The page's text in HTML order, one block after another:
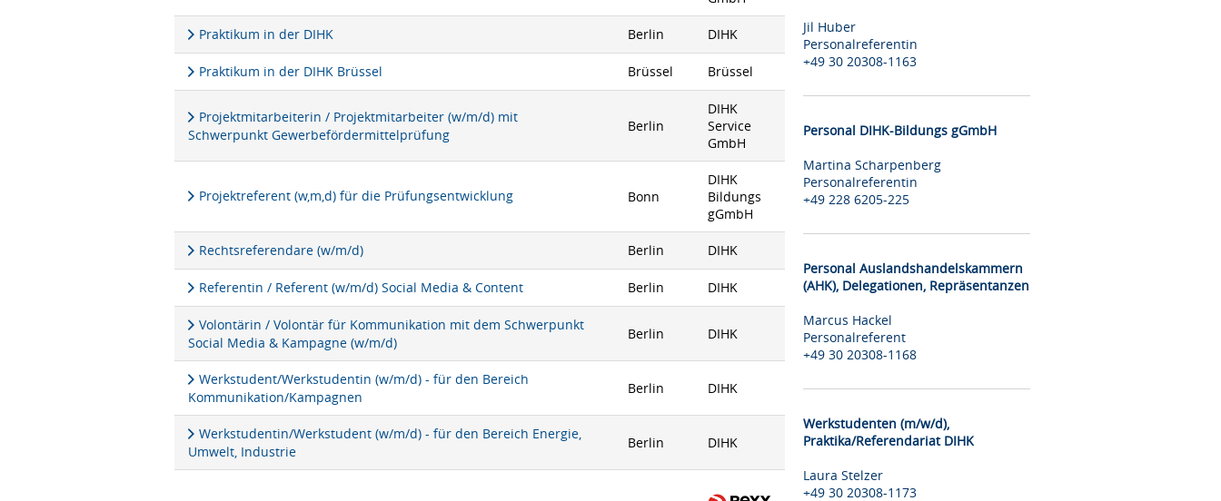
Praktikum in der DIHK Berlin DIHK
Praktikum in der DIHK Brüssel Brüssel Brüssel
Projektmitarbeiterin / Projektmitarbeiter (w/m/d) mit
Schwerpunkt Gewerbefördermittelprüfung
Berlin
DIHK
Service
GmbH
Projektreferent (w,m,d) für die Prüfungsentwicklung Bonn
DIHK
Bildungs
gGmbH
Rechtsreferendare (w/m/d) Berlin DIHK
Referentin / Referent (w/m/d) Social Media & Content Berlin DIHK
Volontärin / Volontär für Kommunikation mit dem Schwerpunkt
Social Media & Kampagne (w/m/d)
Berlin DIHK
Werkstudent/Werkstudentin (w/m/d) - für den Bereich
Kommunikation/Kampagnen
Berlin DIHK
Werkstudentin/Werkstudent (w/m/d) - für den Bereich Energie,
Umwelt, Industrie
Berlin DIHK
Jil Huber
Personalreferentin
+49 30 20308-1163
Personal DIHK-Bildungs gGmbH
Martina Scharpenberg
Personalreferentin
+49 228 6205-225
Personal Auslandshandelskammern
(AHK), Delegationen, Repräsentanzen
Marcus Hackel
Personalreferent
+49 30 20308-1168
Werkstudenten (m/w/d),
Praktika/Referendariat DIHK
Laura Stelzer
+49 30 20308-1173